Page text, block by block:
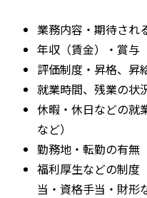
業務内容・期待され
年収（賃金）・賞与
評価制度・昇格、昇
就業時間、残業の状
休暇・休日などの就
など）
勤務地・転勤の有無
福利厚生などの制度
当・資格手当・財形